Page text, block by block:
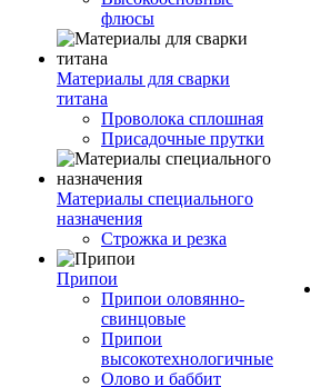
флюсы
Материалы для сварки
титана
Проволока сплошная
Присадочные прутки
Материалы специального
назначения
Строжка и резка
Припои
Припои оловянно-
свинцовые
Припои
высокотехнологичные
Олово и баббит